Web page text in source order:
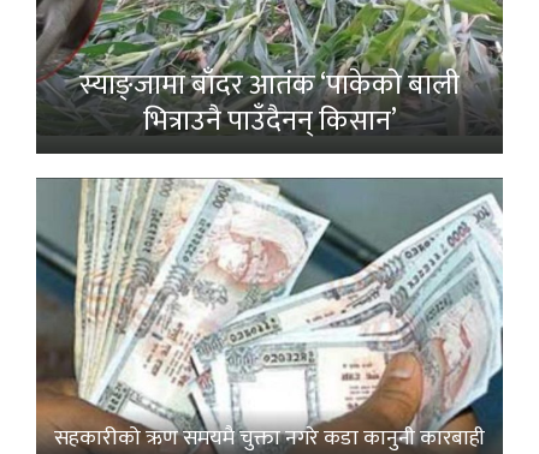
स्याङ्जामा बाँदर आतंक ‘पाकेको बाली
भित्राउनै पाउँदैनन् किसान’
सहकारीको ऋण समयमै चुक्ता नगरे कडा कानुनी कारबाही